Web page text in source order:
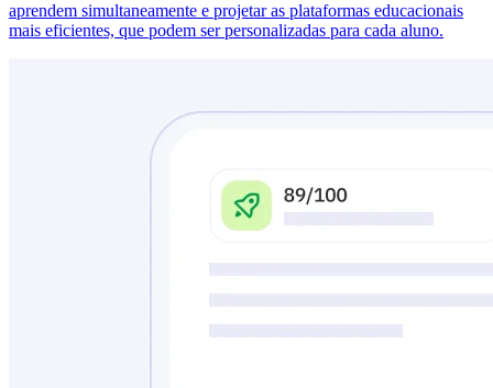
aprendem simultaneamente e projetar as plataformas educacionais
mais eficientes, que podem ser personalizadas para cada aluno.